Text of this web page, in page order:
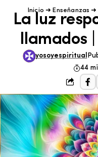
Inicio ➜ Enseñanzas ➜
La luz
llamados
yosoyespiritual
44